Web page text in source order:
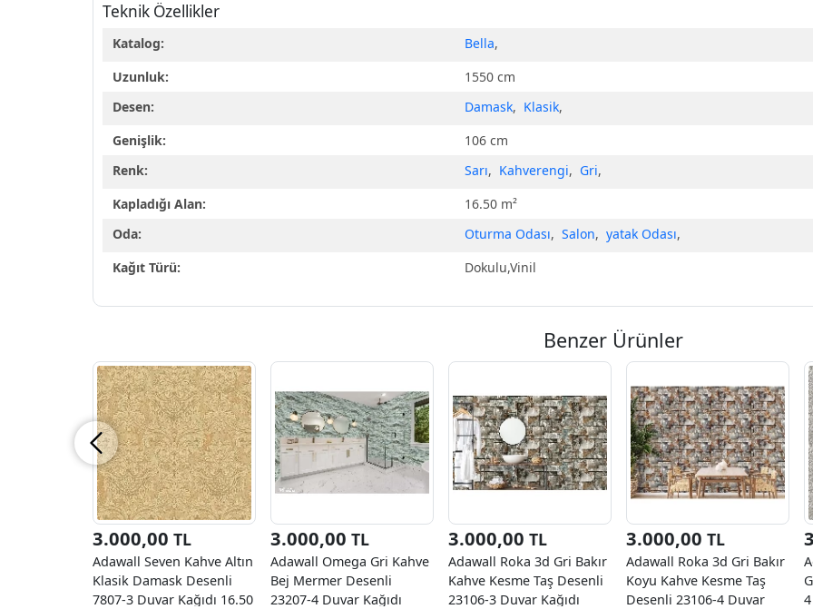
Teknik Özellikler
Katalog: Bella,
Uzunluk:
1550 cm
Desen:
Damask, Klasik,
Genişlik:
106 cm
Renk:
Sarı, Kahverengi, Gri,
Kapladığı Alan:
16.50 m²
Oda:
Oturma Odası, Salon, yatak Odası,
Kağıt Türü:
Dokulu,Vinil
Benzer Ürünler
3.000,00 TL
Adawall Seven Kahve Altın
Klasik Damask Desenli
7807-3 Duvar Kağıdı 16.50
3.000,00 TL
Adawall Omega Gri Kahve
Bej Mermer Desenli
23207-4 Duvar Kağıdı
3.000,00 TL
Adawall Roka 3d Gri Bakır
Kahve Kesme Taş Desenli
23106-3 Duvar Kağıdı
3.000,00 TL
Adawall Roka 3d Gri Bakır
Koyu Kahve Kesme Taş
Desenli 23106-4 Duvar